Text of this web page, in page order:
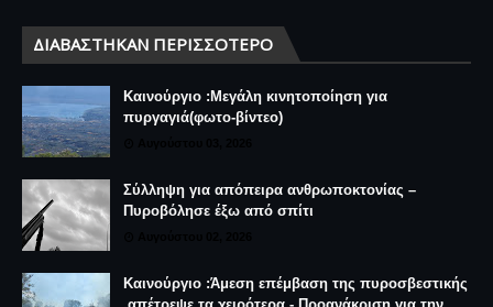
ΔΙΑΒΆΣΤΗΚΑΝ ΠΕΡΙΣΣΌΤΕΡΟ
Καινούργιο :Μεγάλη κινητοποίηση για
πυργαγιά(φωτο-βίντεο)
Σύλληψη για απόπειρα ανθρωποκτονίας –
Πυροβόλησε έξω από σπίτι
Καινούργιο :Άμεση επέμβαση της πυροσβεστικής